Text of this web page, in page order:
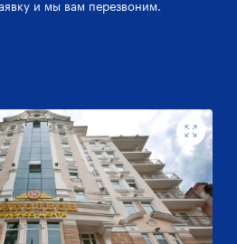
и мы вам перезвоним.